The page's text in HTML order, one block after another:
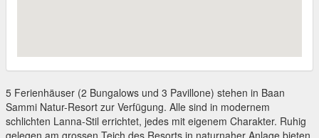
5 Ferienhäuser (2 Bungalows und 3 Pavillone) stehen in Baan
Sammi Natur-Resort zur Verfügung. Alle sind in modernem
schlichten Lanna-Stil errichtet, jedes mit eigenem Charakter. Ruhig